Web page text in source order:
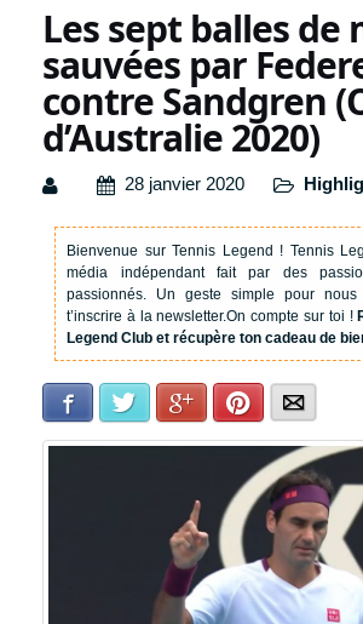
Les sept balles de
sauvées par
contre Sandgren
d’Australie 2020)
28 janvier 2020
Bienvenue sur Tennis Legend ! Tennis
média indépendant fait par des
passionnés. Un geste simple pour
t’inscrire à la newsletter.On compte sur toi !
Legend Club et récupère ton cadeau de
Facebook Twitter Google+Pinterest